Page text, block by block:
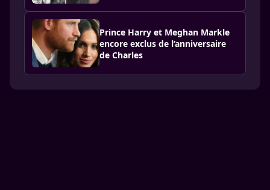
Prince Harry et Meghan Markle
encore exclus de l’anniversaire
de Charles